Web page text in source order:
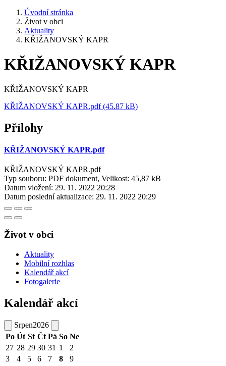
Úvodní stránka
Život v obci
Aktuality
KŘIŽANOVSKÝ KAPR
KŘIŽANOVSKÝ KAPR
KŘIŽANOVSKÝ KAPR
KŘIŽANOVSKÝ KAPR.pdf (45.87 kB)
Přílohy
KŘIŽANOVSKÝ KAPR.pdf
KŘIŽANOVSKÝ KAPR.pdf
Typ souboru: PDF dokument, Velikost: 45,87 kB
Datum vložení: 29. 11. 2022 20:28
Datum poslední aktualizace: 29. 11. 2022 20:29
Život v obci
Aktuality
Mobilní rozhlas
Kalendář akcí
Fotogalerie
Kalendář akcí
Srpen2026
Po Út St Čt Pá So Ne
27 28 29 30 31 1
2
3
4 5 6 7 8
9